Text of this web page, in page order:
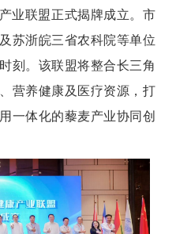
业联盟正式揭牌成立。市
苏浙皖三省农科院等单位
刻。该联盟将整合长三角
营养健康及医疗资源，打
一体化的藜麦产业协同创